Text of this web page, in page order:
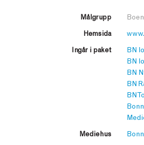
Målgrupp
Hemsida
Ingår i paket
BN
BN
BN
BN
BN
Mediehus